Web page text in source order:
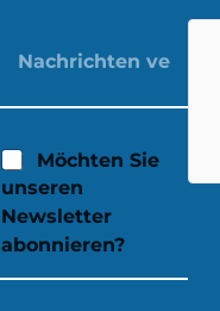
Möchten Sie
unseren
Newsletter
abonnieren?